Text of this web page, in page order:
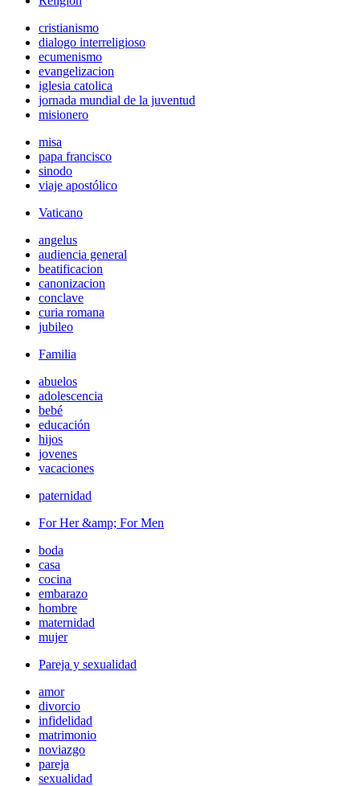
cristianismo
dialogo interreligioso
ecumenismo
evangelizacion
iglesia catolica
jornada mundial de la juventud
misionero
misa
papa francisco
sinodo
viaje apostólico
Vaticano
angelus
audiencia general
beatificacion
canonizacion
conclave
curia romana
jubileo
Familia
abuelos
adolescencia
bebé
educación
hijos
jovenes
vacaciones
paternidad
For Her &amp; For Men
boda
casa
cocina
embarazo
hombre
maternidad
mujer
Pareja y sexualidad
amor
divorcio
infidelidad
matrimonio
noviazgo
pareja
sexualidad